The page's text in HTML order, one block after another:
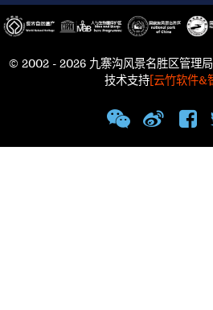
© 2002 - 2026 九寨沟风景名胜区管理局
技术支持[云竹软件&